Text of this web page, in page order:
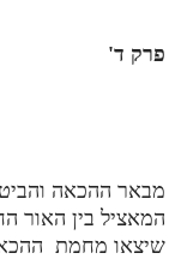
שידור חי
פרק ד'
מבאר ההכאה
המאציל בין האור
שיצאו מחמת